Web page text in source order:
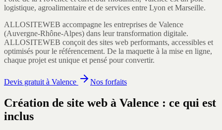
logistique, agroalimentaire et de services entre Lyon et Marseille.
ALLOSITEWEB accompagne les entreprises de Valence
(Auvergne-Rhône-Alpes) dans leur transformation digitale.
ALLOSITEWEB conçoit des sites web performants, accessibles et
optimisés pour le référencement. De la maquette à la mise en ligne,
chaque projet est unique et pensé pour convertir.
Devis gratuit à Valence Nos forfaits
Création de site web à Valence : ce qui est
inclus